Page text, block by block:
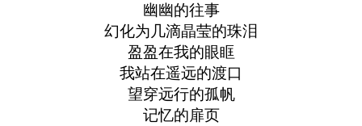
幽幽的往事
幻化为几滴晶莹的珠泪
盈盈在我的眼眶
我站在遥远的渡口
望穿远行的孤帆
记忆的扉页